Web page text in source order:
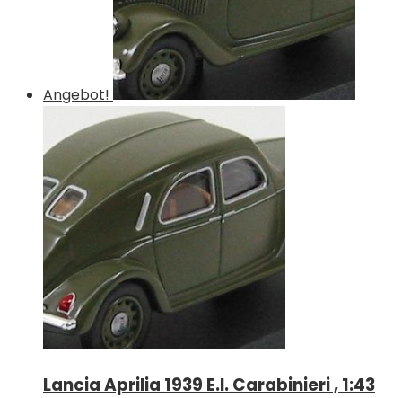
Angebot!
Lancia Aprilia 1939 E.I. Carabinieri , 1:43